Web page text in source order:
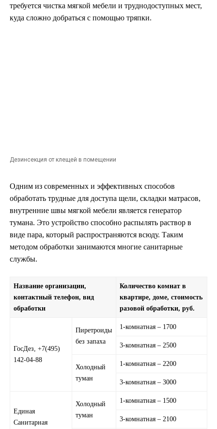
требуется чистка мягкой мебели и труднодоступных мест,
куда сложно добраться с помощью тряпки.
Дезинсекция от клещей в помещении
Одним из современных и эффективных способов
обработать трудные для доступа щели, складки матрасов,
внутренние швы мягкой мебели является генератор
тумана. Это устройство способно распылять раствор в
виде пара, который распространяются всюду. Таким
методом обработки занимаются многие санитарные
службы.
Название организации,
контактный телефон, вид
обработки
Количество комнат в
квартире, доме, стоимость
разовой обработки, руб.
ГосДез, +7(495)
142-04-88
Пиретроиды
без запаха
1-комнатная – 1700
3-комнатная – 2500
Холодный
туман
1-комнатная – 2200
3-комнатная – 3000
Единая
Санитарная
Холодный
туман
1-комнатная – 1500
3-комнатная – 2100